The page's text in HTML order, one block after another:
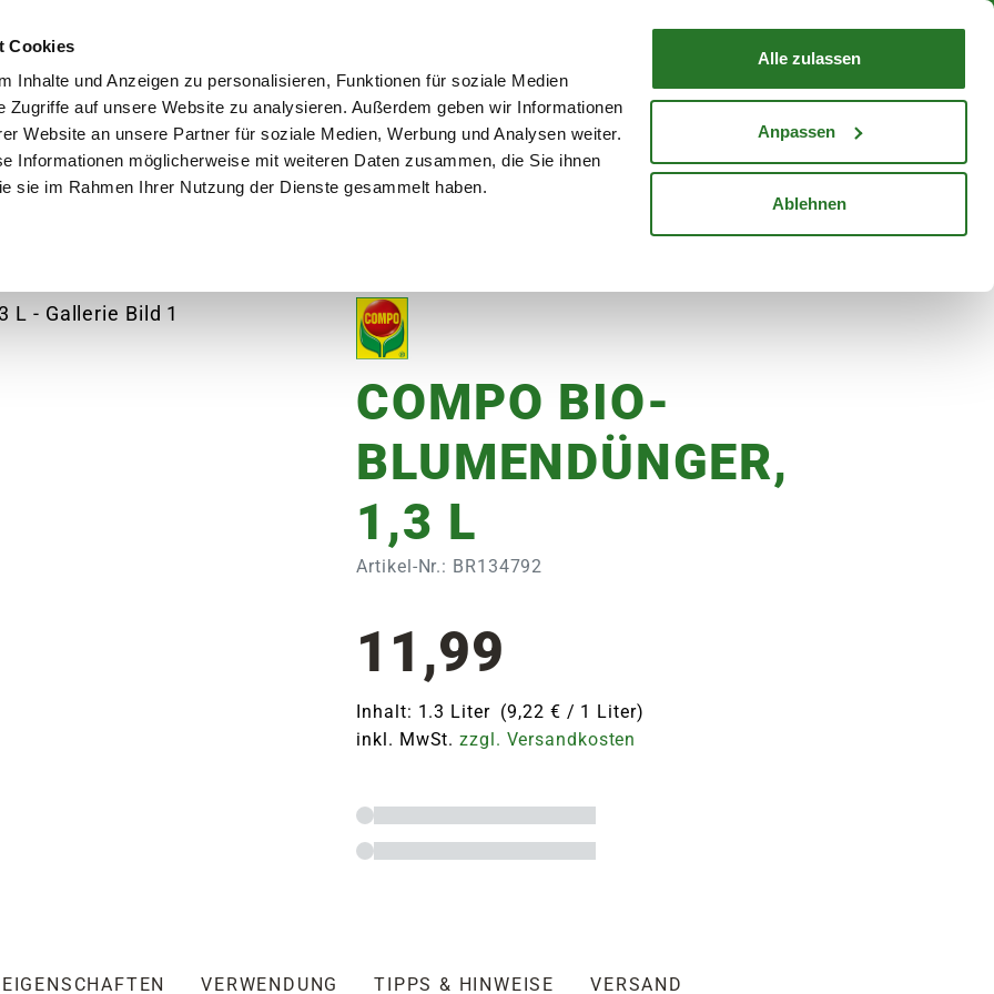
Cookies
Inhalte und Anzeigen zu personalisieren, Funktionen für soziale Medien
Zugriffe auf unsere Website zu analysieren. Außerdem geben wir Informationen
Website an unsere Partner für soziale Medien, Werbung und Analysen weiter.
Informationen möglicherweise mit weiteren Daten zusammen, die Sie ihnen
sie im Rahmen Ihrer Nutzung der Dienste gesammelt haben.
Alle zulassen
Anpassen
Ablehnen
Mein KontoStandorte
WARENKORB
Garten Aktuelles Ratgeber Gutscheine Karriere
1,3 L
COMPO BIO-
BLUMENDÜNGER,
1,3 L
Artikel-Nr.: BR134792
11,99
Inhalt: 1.3 Liter (9,22 € / 1 Liter)
inkl. MwSt.zzgl. Versandkosten
EIGENSCHAFTEN VERWENDUNG TIPPS & HINWEISE VERSAND